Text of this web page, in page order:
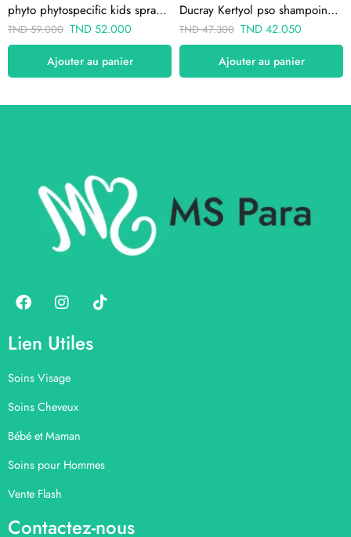
phyto phytospecific kids spray démêlant magique 200ml
TND59.000 TND52.000
Ajouter au panier
Ducray Kertyol pso shampoing 200 ml
TND47.300 TND42.050
Ajouter au panier
Lien Utiles
Soins Visage
Soins Cheveux
Bébé et Maman
Soins pour Hommes
Vente Flash
Contactez-nous